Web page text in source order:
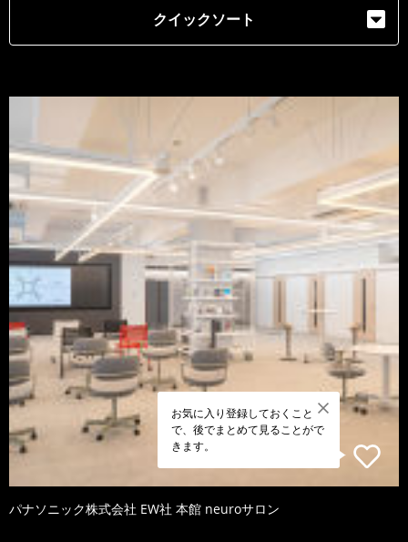
クイックソート
お気に入り登録しておくこと
で、後でまとめて見ることがで
きます。
パナソニック株式会社 EW社 本館 neuroサロン